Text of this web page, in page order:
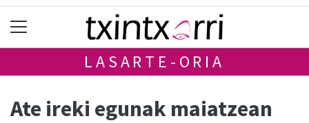
LASARTE-ORIA
Ate ireki egunak maiatzean